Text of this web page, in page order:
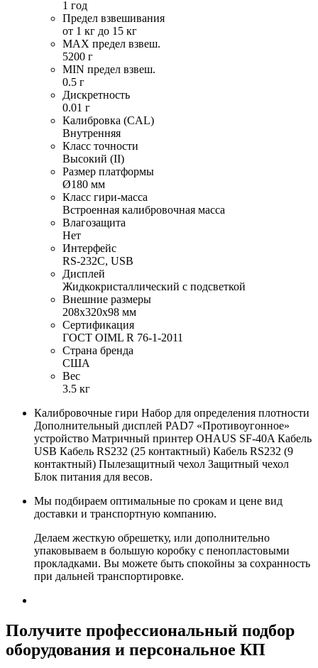
1 год
Предел взвешивания
от 1 кг до 15 кг
MAX предел взвеш.
5200 г
MIN предел взвеш.
0.5 г
Дискретность
0.01 г
Калибровка (CAL)
Внутренняя
Класс точности
Высокий (II)
Размер платформы
Ø180 мм
Класс гири-масса
Встроенная калибровочная масса
Влагозащита
Нет
Интерфейс
RS-232C, USB
Дисплей
Жидкокристаллический с подсветкой
Внешние размеры
208х320х98 мм
Сертификация
ГОСТ OIML R 76-1-2011
Страна бренда
США
Вес
3.5 кг
Калибровочные гири Набор для определения плотности
Дополнительный дисплей PAD7 «Противоугонное»
устройство Матричный принтер OHAUS SF-40A Кабель
USB Кабель RS232 (25 контактный) Кабель RS232 (9
контактный) Пылезащитный чехол Защитный чехол
Блок питания для весов.
Мы подбираем оптимальные по срокам и цене вид
доставки и транспортную компанию.
Делаем жесткую обрешетку, или дополнительно
упаковываем в большую коробку с пенопластовыми
прокладками. Вы можете быть спокойны за сохранность
при дальней транспортировке.
Получите профессиональный подбор
оборудования и персональное КП